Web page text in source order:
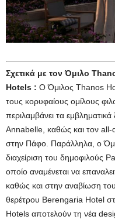
Σχετικά με τον Όμιλο
Hotels : Ο Όμιλος Thanos
τους κορυφαίους ομίλους
περιλαμβάνει τα
Annabelle, καθώς και τον
στην Πάφο. Παράλληλα, ο
διαχείριση του δημοφιλούς
οποίο αναμένεται να
καθώς και στην αναβίωση
θερέτρου Berengaria Hotel
Hotels αποτελούν τη νέα